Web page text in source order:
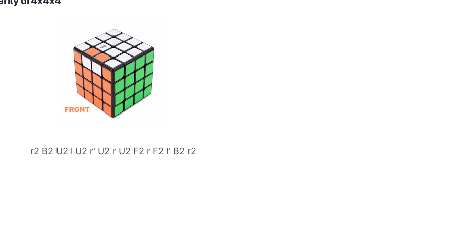
r2 B2 U2 l U2 r' U2 r U2 F2 r F2 l' B2 r2